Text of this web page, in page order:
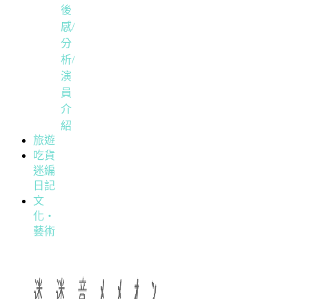
後
感/
分
析/
演
員
介
紹
旅遊
吃貨
迷編
日記
文
化・
藝術